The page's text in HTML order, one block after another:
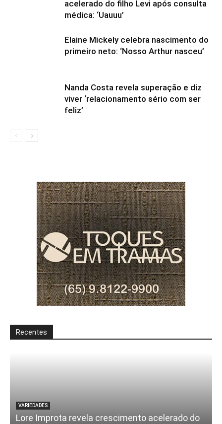
acelerado do filho Levi após consulta
médica: ‘Uauuu’
Elaine Mickely celebra nascimento do
primeiro neto: ‘Nosso Arthur nasceu’
Nanda Costa revela superação e diz
viver ‘relacionamento sério com ser
feliz’
Recentes
VARIEDADES
Lore Improta revela crescimento acelerado do